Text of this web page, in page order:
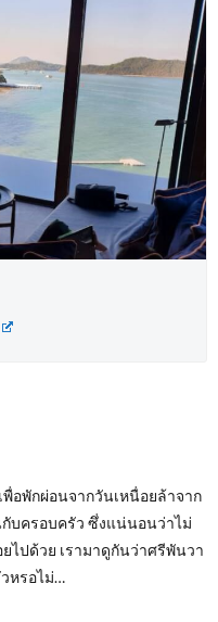
อพักผ่อนจากวันเหนื่อยล้าจาก
บครอบครัว ซึ่งแน่นอนว่าไม่
ไปด้วย เรามาดูกันว่าศรีพันวา
หรอไม่…